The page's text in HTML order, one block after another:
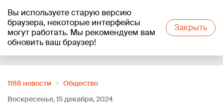
Вы используете старую версию
браузера, некоторые интерфейсы
могут работать. Мы рекомендуем вам
обновить ваш браузер!
Закрыть
+19°C
1188 новости
Oбщество
Воскресенье, 15 декабря, 2024